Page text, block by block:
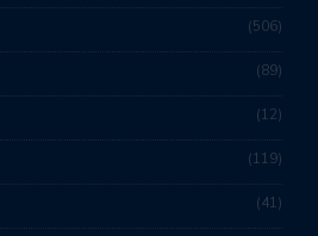
506
89
12
119
41